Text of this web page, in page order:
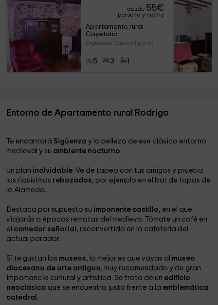
desde 55€
persona y noche
Apartamento rural
Cayetana
Siguenza (Guadalajara)
5 3
Entorno de Apartamento rural Rodrigo
Te encantará Sigüenza y la belleza de ese clásico entorno
medieval y su ambiente nocturno.
Un plan inolvidable: Ve de tapeo con tus amigos y prueba
los riquísimos rebozados, por ejemplo en el bar de tapas de
la Alameda.
Destaca por supuesto su imponente castillo, en el que
viajarás a épocas remotas del medievo. Tómate un café en
el comedor señorial , reconvertido en la cafetería del
actual parador.
Si te gustan los museos, lo mejor es que vayas al museo
diocesano de arte antiguo, muy recomendado y de gran
importancia cultural y artística. Se trata de un edificio
neoclásico que se encuentra justo frente a la emblemática
catedral .